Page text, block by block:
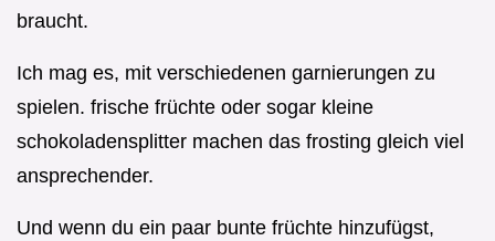
braucht.
Ich mag es, mit verschiedenen garnierungen zu
spielen. frische früchte oder sogar kleine
schokoladensplitter machen das frosting gleich viel
ansprechender.
Und wenn du ein paar bunte früchte hinzufügst,